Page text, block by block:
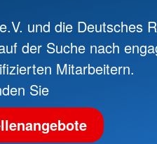
und die Deutsches
der Suche nach
Mitarbeitern.
Sie